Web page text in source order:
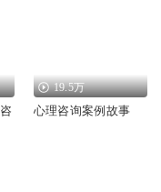
19.5万
心理咨询案例故事